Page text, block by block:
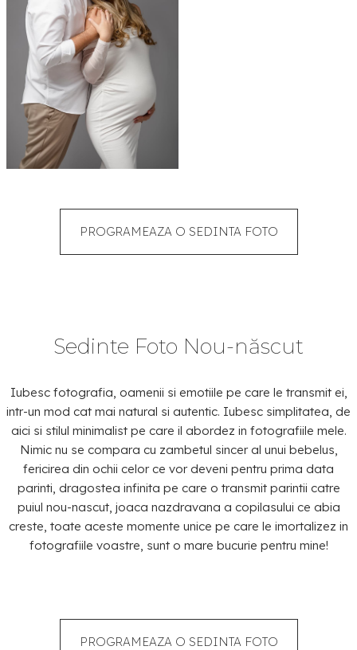
PROGRAMEAZA O SEDINTA FOTO
Sedinte Foto Nou-născut
Iubesc fotografia, oamenii si emotiile pe care le transmit ei,
intr-un mod cat mai natural si autentic. Iubesc simplitatea, de
aici si stilul minimalist pe care il abordez in fotografiile mele.
Nimic nu se compara cu zambetul sincer al unui bebelus,
fericirea din ochii celor ce vor deveni pentru prima data
parinti, dragostea infinita pe care o transmit parintii catre
puiul nou-nascut, joaca nazdravana a copilasului ce abia
creste, toate aceste momente unice pe care le imortalizez in
fotografiile voastre, sunt o mare bucurie pentru mine!
PROGRAMEAZA O SEDINTA FOTO